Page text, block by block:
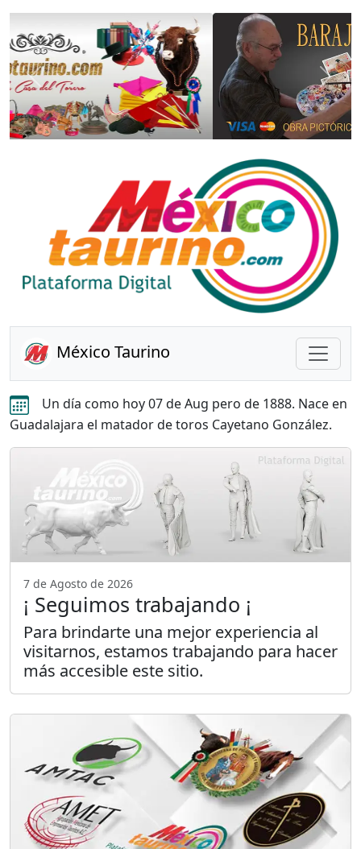
Anterior
México Taurino
Un día como hoy 07 de Aug pero de 1888. Nace en
Guadalajara el matador de toros Cayetano González.
7 de Agosto de 2026
¡ Seguimos trabajando ¡
Para brindarte una mejor experiencia al
visitarnos, estamos trabajando para hacer
más accesible este sitio.